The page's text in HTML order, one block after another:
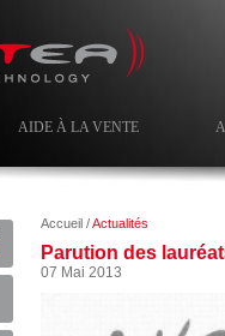
AIDE À LA VENTE
Accueil /Actualités
Parution des
07 Mai 2013